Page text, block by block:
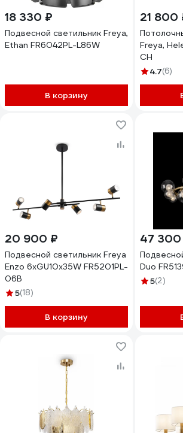
18 330 ₽
Подвесной светильник Freya,
Ethan FR6042PL-L86W
В корзину
21 800
Freya,
CH
4.7(6)
20 900 ₽
Подвесной светильник Freya
Enzo 6хGU10x35W FR5201PL-
06B
5(18)
В корзину
47 300
Duo
5(2)